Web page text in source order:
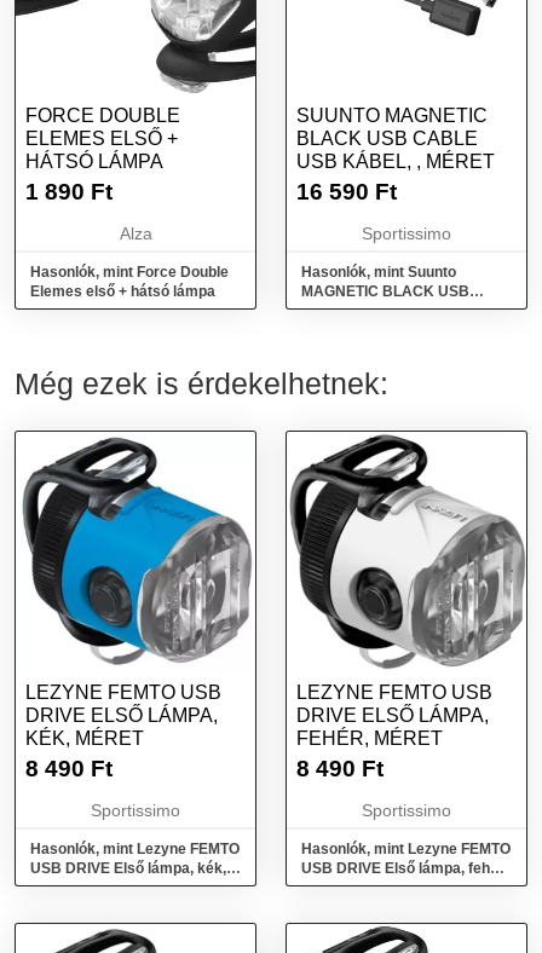
FORCE DOUBLE
ELEMES ELSŐ +
HÁTSÓ LÁMPA
1 890 Ft
Alza
Hasonlók, mint Force Double
Elemes első + hátsó lámpa
SUUNTO MAGNETIC
BLACK USB CABLE
USB KÁBEL, , MÉRET
16 590 Ft
Sportissimo
Hasonlók, mint Suunto
MAGNETIC BLACK USB
CABLE USB kábel, , méret
Még ezek is érdekelhetnek:
LEZYNE FEMTO USB
DRIVE ELSŐ LÁMPA,
KÉK, MÉRET
8 490 Ft
Sportissimo
Hasonlók, mint Lezyne FEMTO
USB DRIVE Első lámpa, kék,
méret
LEZYNE FEMTO USB
DRIVE ELSŐ LÁMPA,
FEHÉR, MÉRET
8 490 Ft
Sportissimo
Hasonlók, mint Lezyne FEMTO
USB DRIVE Első lámpa, fehér,
méret